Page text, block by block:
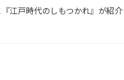
『江戸時代のしもつかれ』が紹